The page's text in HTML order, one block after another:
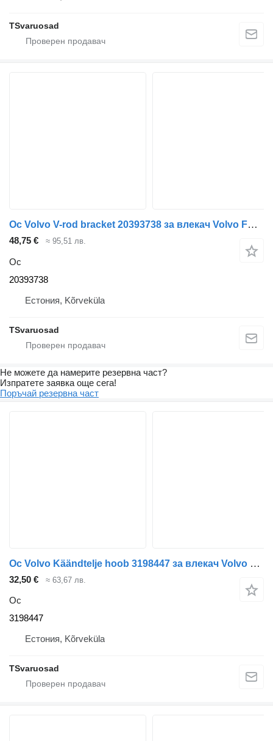
TSvaruosad
Ос Volvo V-rod bracket 20393738 за влекач Volvo FH13
48,75 € ≈ 95,51 лв.
Ос
20393738
Естония, Kõrveküla
TSvaruosad
Не можете да намерите резервна част?
Изпратете заявка още сега!
Поръчай резервна част
Ос Volvo Käändtelje hoob 3198447 за влекач Volvo FH-440
32,50 € ≈ 63,67 лв.
Ос
3198447
Естония, Kõrveküla
TSvaruosad